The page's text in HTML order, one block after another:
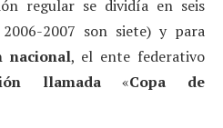
regular se dividía en seis
2007 son siete) y para
nacional, el ente federativo
llamada«Copa de